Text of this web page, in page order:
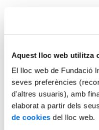
Aquest lloc web utilitza
El lloc web de Fundació
seves preferències
d'altres usuaris), amb
elaborat a partir dels
de cookies del lloc web.